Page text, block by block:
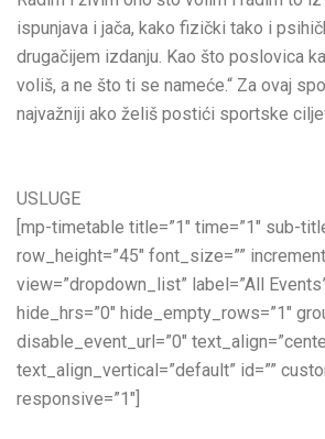
ispunjava i jača, kako fizički tako i
drugačijem izdanju. Kao što poslovica
voliš, a ne što ti se nameće.“ Za ovaj
najvažniji ako želiš postići sportske
USLUGE
[mp-timetable title=”1″ time=”1″ sub-
row_height=”45″ font_size=””
view=”dropdown_list” label=”All
hide_hrs=”0″ hide_empty_rows=”1″
disable_event_url=”0″
text_align_vertical=”default” id=””
responsive=”1″]